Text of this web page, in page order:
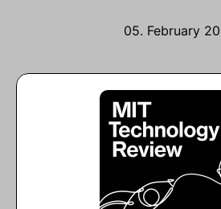
05. February